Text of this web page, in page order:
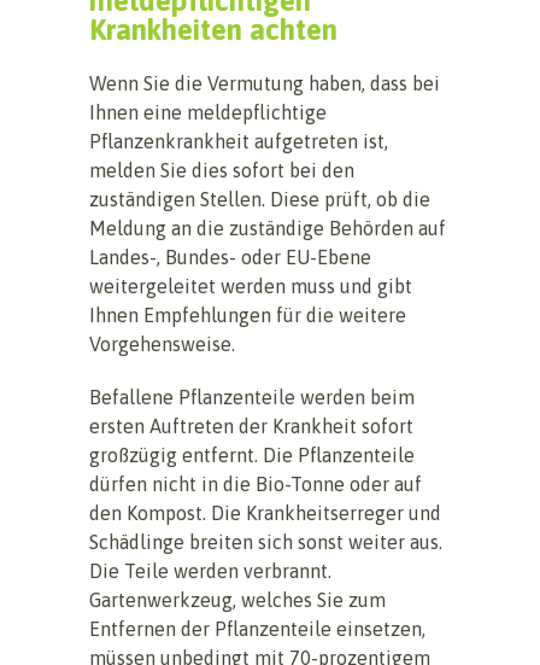
Krankheiten achten
Wenn Sie die Vermutung haben, dass bei
Ihnen eine meldepflichtige
Pflanzenkrankheit aufgetreten ist,
melden Sie dies sofort bei den
zuständigen Stellen. Diese prüft, ob die
Meldung an die zuständige Behörden auf
Landes-, Bundes- oder EU-Ebene
weitergeleitet werden muss und gibt
Ihnen Empfehlungen für die weitere
Vorgehensweise.
Befallene Pflanzenteile werden beim
ersten Auftreten der Krankheit sofort
großzügig entfernt. Die Pflanzenteile
dürfen nicht in die Bio-Tonne oder auf
den Kompost. Die Krankheitserreger und
Schädlinge breiten sich sonst weiter aus.
Die Teile werden verbrannt.
Gartenwerkzeug, welches Sie zum
Entfernen der Pflanzenteile einsetzen,
müssen unbedingt mit 70-prozentigem